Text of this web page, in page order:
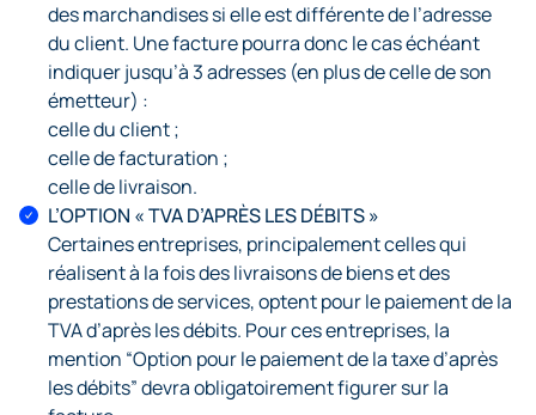
des marchandises si elle est différente de l’adresse
du client. Une facture pourra donc le cas échéant
indiquer jusqu’à 3 adresses (en plus de celle de son
émetteur) :
celle du client ;
celle de facturation ;
celle de livraison.
L’OPTION « TVA D’APRÈS LES DÉBITS »
Certaines entreprises, principalement celles qui
réalisent à la fois des livraisons de biens et des
prestations de services, optent pour le paiement de la
TVA d’après les débits. Pour ces entreprises, la
mention “Option pour le paiement de la taxe d’après
les débits” devra obligatoirement figurer sur la